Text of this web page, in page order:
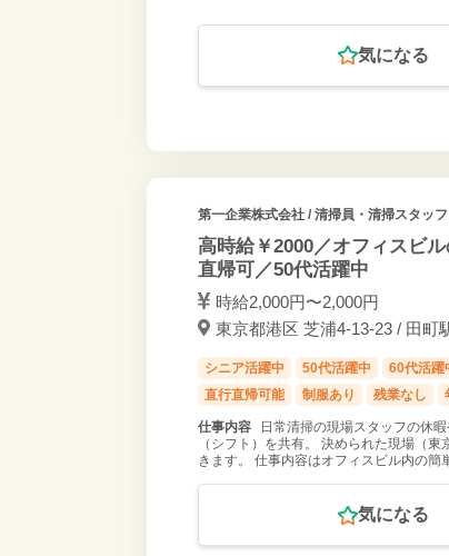
気になる
第一企業株式会社/ 清掃員・清掃スタッ
高時給￥2000／オフィスビ
直帰可／50代活躍中
時給2,000円〜2,000円
東京都港区 芝浦4-13-23 / 田町
シニア活躍中 50代活躍中 60代活躍
直行直帰可能
制服あり 残業なし
仕事内容
日常清掃の現場スタッフの休
（シフト）を共有。 決められた現場（
きます。 仕事内容はオフィスビル内の簡
気になる